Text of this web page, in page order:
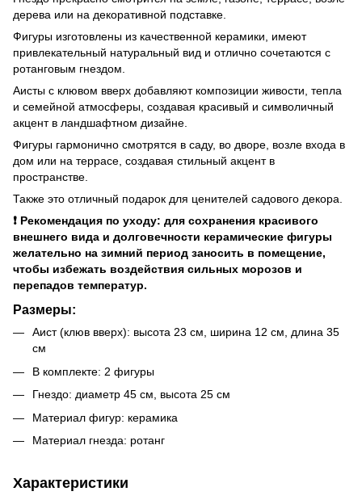
дерева или на декоративной подставке.
Фигуры изготовлены из качественной керамики, имеют
привлекательный натуральный вид и отлично сочетаются с
ротанговым гнездом.
Аисты с клювом вверх добавляют композиции живости, тепла
и семейной атмосферы, создавая красивый и символичный
акцент в ландшафтном дизайне.
Фигуры гармонично смотрятся в саду, во дворе, возле входа в
дом или на террасе, создавая стильный акцент в
пространстве.
Также это отличный подарок для ценителей садового декора.
❗ Рекомендация по уходу: для сохранения красивого
внешнего вида и долговечности керамические фигуры
желательно на зимний период заносить в помещение,
чтобы избежать воздействия сильных морозов и
перепадов температур.
Размеры:
Аист (клюв вверх): высота 23 см, ширина 12 см, длина 35
см
В комплекте: 2 фигуры
Гнездо: диаметр 45 см, высота 25 см
Материал фигур: керамика
Материал гнезда: ротанг
Характеристики